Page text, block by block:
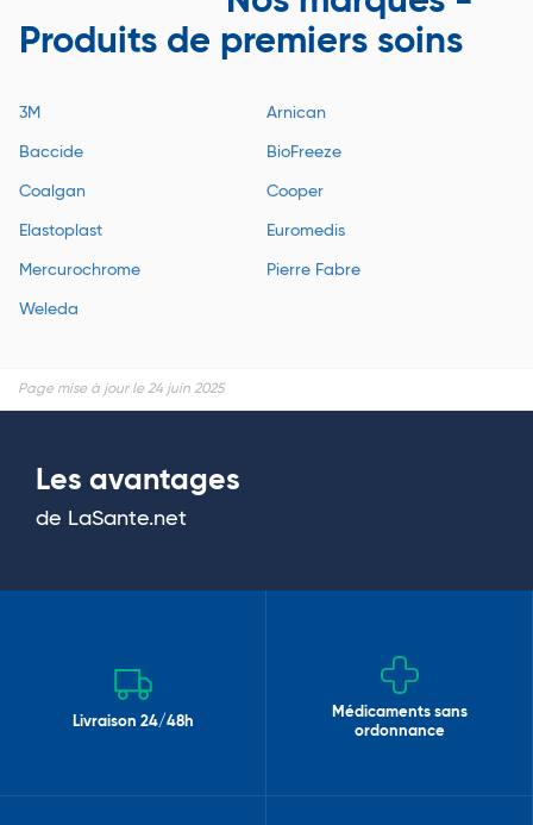
Produits de premiers soins
3M Arnican
Baccide BioFreeze
Coalgan Cooper
Elastoplast Euromedis
Mercurochrome Pierre Fabre
Weleda
Page mise à jour le 24 juin 2025
Les avantages
de LaSante.net
Livraison 24/48h
Médicaments sans
ordonnance